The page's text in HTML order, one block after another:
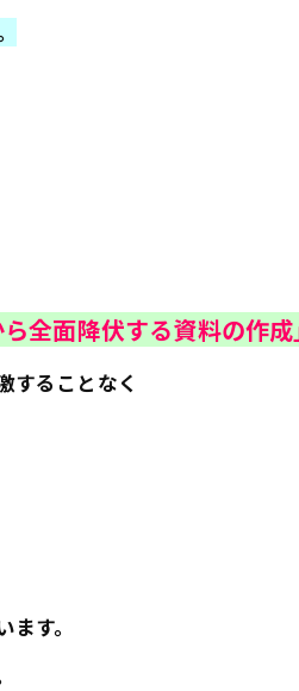
全面降伏する資料の作成
することなく
す。